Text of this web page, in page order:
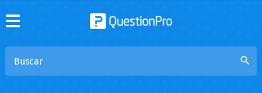
search